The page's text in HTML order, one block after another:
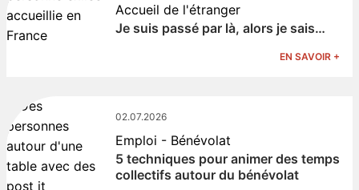
Accueil de l'étranger
Je suis passé par là, alors je sais…
EN SAVOIR +
02.07.2026
Emploi - Bénévolat
5 techniques pour animer des temps
collectifs autour du bénévolat